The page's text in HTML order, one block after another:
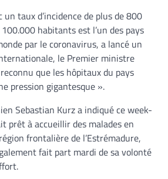
taux d’incidence de plus de 800
habitants est l’un des pays
par le coronavirus, a lancé un
le Premier ministre
que les hôpitaux du pays
pression gigantesque ».
Sebastian Kurz a indiqué ce week-
prêt à accueillir des malades en
frontalière de l’Estrémadure,
fait part mardi de sa volonté